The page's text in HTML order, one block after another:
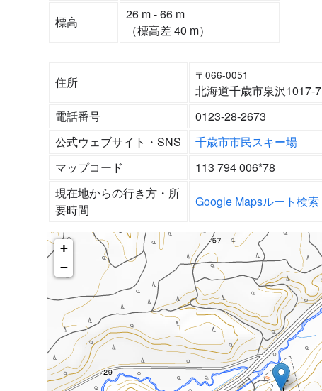
標高
26 m - 66 m
（標高差 40 m）
住所 〒066-0051
北海道千歳市泉沢1017-7
電話番号
0123-28-2673
公式ウェブサイト・SNS
千歳市市民スキー場
マップコード
113 794 006*78
現在地からの行き方・所
要時間
Google Mapsルート検索
+
−